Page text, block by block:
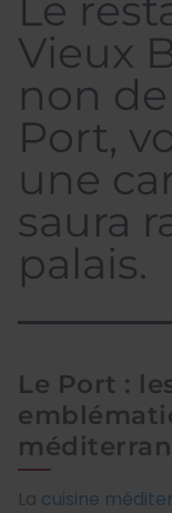
Le
Vieux
non
Port,
une
saura
palais.
Le Port :
La cuisine